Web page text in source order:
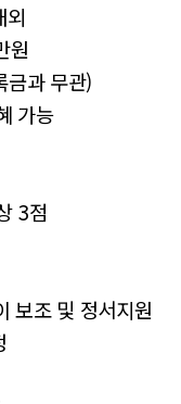
원
과 무관)
가능
3점
보조 및 정서지원